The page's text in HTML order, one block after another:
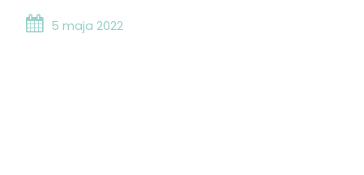
5 maja 2022